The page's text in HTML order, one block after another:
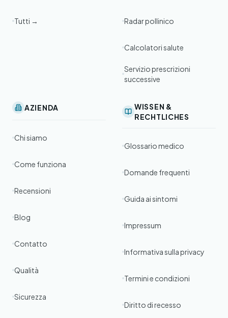
Tutti → Radar pollinico
Calcolatori salute
Servizio prescrizioni
successive
AZIENDA
Chi siamo
Come funziona
Recensioni
Blog
Contatto
Qualità
Sicurezza
WISSEN &
RECHTLICHES
Glossario medico
Domande frequenti
Guida ai sintomi
Impressum
Informativa sulla privacy
Termini e condizioni
Diritto di recesso